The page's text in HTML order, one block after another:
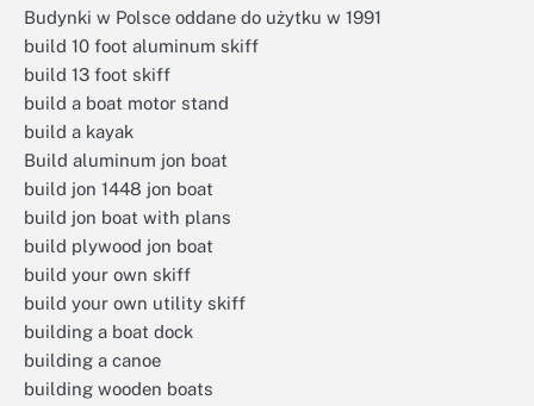
Budynki w Polsce oddane do użytku w 1991
build 10 foot aluminum skiff
build 13 foot skiff
build a boat motor stand
build a kayak
Build aluminum jon boat
build jon 1448 jon boat
build jon boat with plans
build plywood jon boat
build your own skiff
build your own utility skiff
building a boat dock
building a canoe
building wooden boats